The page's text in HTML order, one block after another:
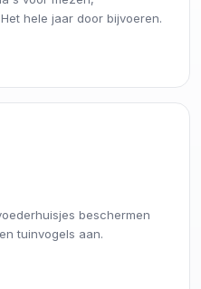
hele jaar door bijvoeren.
beschermen
tuinvogels aan.